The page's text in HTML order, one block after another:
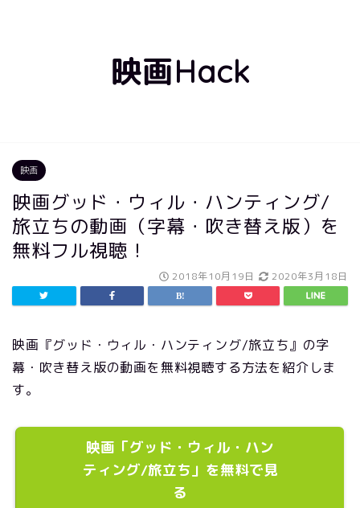
映画Hack
映画
映画グッド・ウィル・ハンティング/
旅立ちの動画（字幕・吹き替え版）を
無料フル視聴！
2018年10月19日 2020年3月18日
映画『グッド・ウィル・ハンティング/旅立ち』の字
幕・吹き替え版の動画を無料視聴する方法を紹介しま
す。
映画「グッド・ウィル・ハン
ティング/旅立ち」を無料で見
る